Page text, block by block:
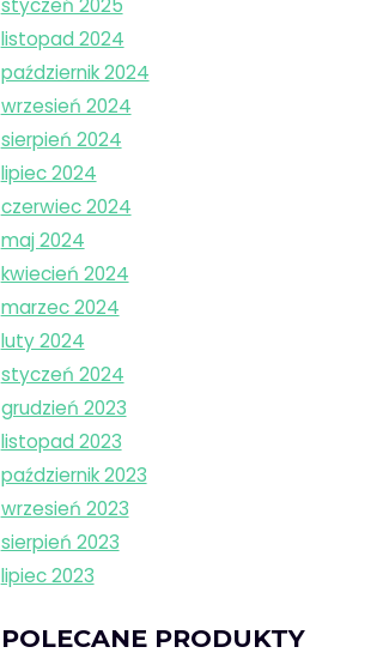
styczeń 2025
listopad 2024
październik 2024
wrzesień 2024
sierpień 2024
lipiec 2024
czerwiec 2024
maj 2024
kwiecień 2024
marzec 2024
luty 2024
styczeń 2024
grudzień 2023
listopad 2023
październik 2023
wrzesień 2023
sierpień 2023
lipiec 2023
POLECANE PRODUKTY